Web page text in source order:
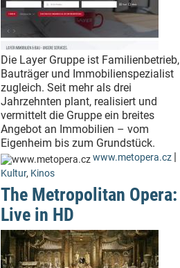
Die Layer Gruppe ist Familienbetrieb,
Bauträger und Immobilienspezialist
zugleich. Seit mehr als drei
Jahrzehnten plant, realisiert und
vermittelt die Gruppe ein breites
Angebot an Immobilien – vom
Eigenheim bis zum Grundstück.
www.metopera.cz |
Kultur, Kinos
The Metropolitan Opera:
Live in HD